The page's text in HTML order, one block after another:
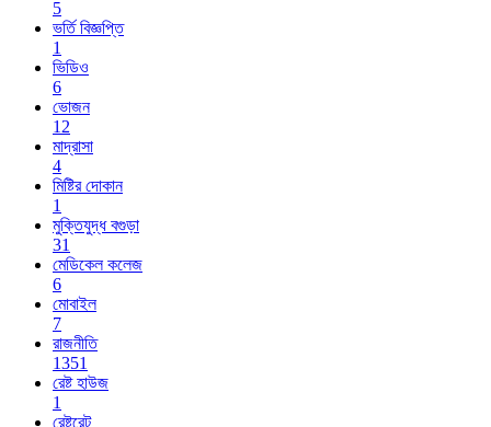
5
ভর্তি বিজ্ঞপ্তি
1
ভিডিও
6
ভোজন
12
মাদ্রাসা
4
মিষ্টির দোকান
1
মুক্তিযুদ্ধ বগুড়া
31
মেডিকেল কলেজ
6
মোবাইল
7
রাজনীতি
1351
রেষ্ট হাউজ
1
রেষ্টুরেন্ট